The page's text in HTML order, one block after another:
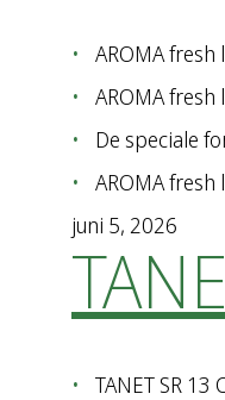
AROMA
AROMA
De speciale
AROMA
juni 5, 2026
TANET SR